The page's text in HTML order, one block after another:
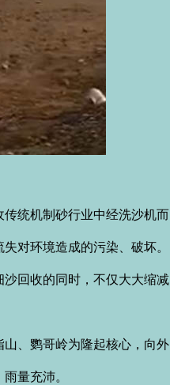
统机制砂行业中经洗沙机而
对环境造成的污染、破坏。
回收的同时，不仅大大缩减
、鹦哥岭为隆起核心，向外
量充沛。